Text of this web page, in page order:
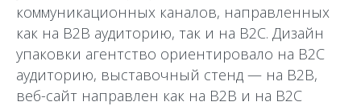
коммуникационных каналов, направленных
как на В2В аудиторию, так и на В2С. Дизайн
упаковки агентство ориентировало на В2С
аудиторию, выставочный стенд — на В2В,
веб-сайт направлен как на В2В и на В2С